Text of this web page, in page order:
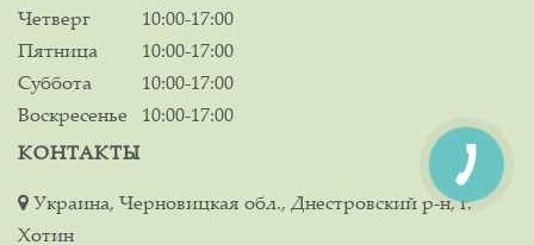
Четверг
10:00-17:00
Пятница
10:00-17:00
Суббота
10:00-17:00
Воскресенье
10:00-17:00
КОНТАКТЫ
Украина, Черновицкая обл., Днестровский р-н, г.
Хотин